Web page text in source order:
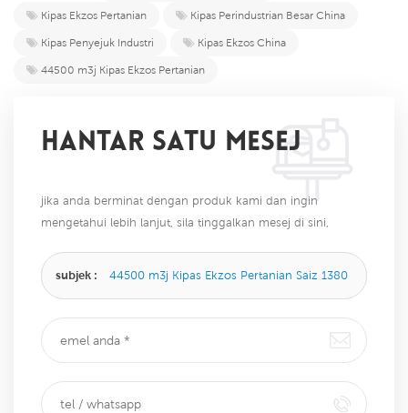
Kipas Ekzos Pertanian
Kipas Perindustrian Besar China
Kipas Penyejuk Industri
Kipas Ekzos China
44500 m3j Kipas Ekzos Pertanian
HANTAR SATU MESEJ
jika anda berminat dengan produk kami dan ingin
mengetahui lebih lanjut, sila tinggalkan mesej di sini,
subjek : 44500 m3j Kipas Ekzos Pertanian Saiz 1380